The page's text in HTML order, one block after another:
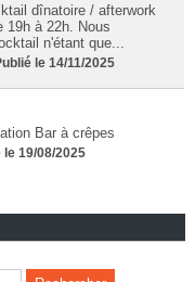
dînatoire / afterwork
19h à 22h. Nous
n'étant que...
le 14/11/2025
Bar à crêpes
le 19/08/2025